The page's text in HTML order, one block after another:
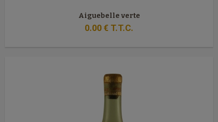
Aiguebelle verte
0.00€ T.T.C.